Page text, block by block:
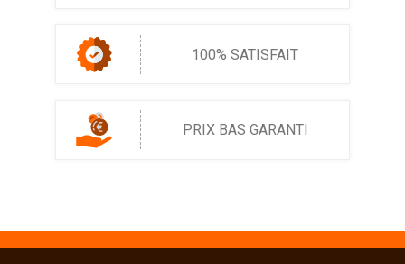
100% SATISFAIT
PRIX BAS GARANTI